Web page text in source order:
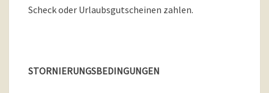
Scheck oder Urlaubsgutscheinen zahlen.
STORNIERUNGSBEDINGUNGEN